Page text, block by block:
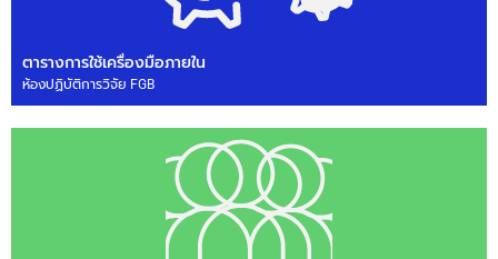
ตารางการใช้เครื่องมือภายใน
ห้องปฏิบัติการวิจัย FGB